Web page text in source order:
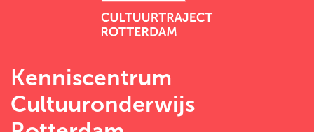
Kenniscentrum
Cultuuronderwijs